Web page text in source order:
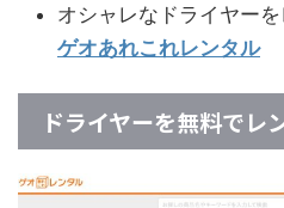
オシャレなドライヤー
ゲオあれこれレンタル
ドライヤーを無料でレ